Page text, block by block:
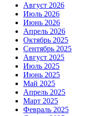
Август 2026
Июль 2026
Июнь 2026
Апрель 2026
Октябрь 2025
Сентябрь 2025
Август 2025
Июль 2025
Июнь 2025
Май 2025
Апрель 2025
Март 2025
Февраль 2025